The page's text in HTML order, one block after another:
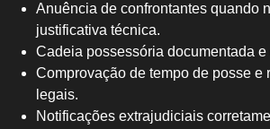
Anuência de confrontantes quando
justificativa técnica.
Cadeia possessória documentada e
Comprovação de tempo de posse e
legais.
Notificações extrajudiciais